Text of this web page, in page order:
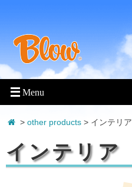
> other products> インテリア
インテリア